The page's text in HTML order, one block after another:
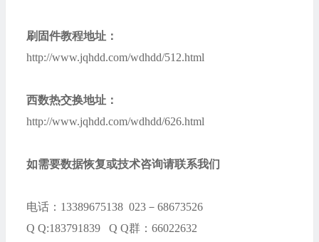
刷固件教程地址：
http://www.jqhdd.com/wdhdd/512.html
西数热交换地址：
http://www.jqhdd.com/wdhdd/626.html
如需要数据恢复或技术咨询请联系我们
电话：13389675138 023－68673526
Q Q:183791839 Q Q群：66022632